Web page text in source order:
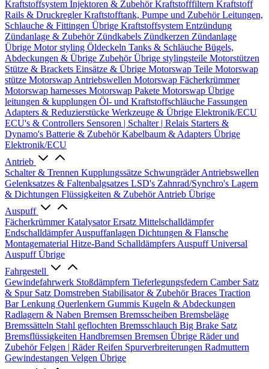
Kraftstoffsystem Injektoren & ZubehörKraftstofffiltern Kraftstoff
Rails & DruckreglerKraftstofftank, Pumpe und ZubehörLeitungen,
Schlauche & Fittingen Übrige Kraftstoffsystem Entzündung
Zündanlage & Zubehör Zündkabels Zündkerzen Zündanlage
Übrige Motor styling Öldeckeln Tanks & Schläuche Bügels,
Abdeckungen & Übrige ZubehörÜbrige stylingsteile Motorstützen
Stütze & Brackets Einsätze & Übrige Motorswap Teile Motorswap
stütze Motorswap Antriebswellen Motorswap Fächerkrümmer
Motorswap harnesses Motorswap Pakete Motorswap Übrige
leitungen & kupplungen Öl- und Kraftstoffschläuche Fassungen
Adapters & Reduzierstücke Werkzeuge & Übrige Elektronik/ECU
ECU's & Controllers Sensoren | Schalter | Relais Starters &
Dynamo's Batterie & ZubehörKabelbaum & Adapters Übrige
Elektronik/ECU
Antrieb
Schalter & Trennen Kupplungssätze SchwungräderAntriebswellen
Gelenksatzes & Faltenbalgsatzes LSD's Zahnrad/Synchro's Lagern
& Dichtungen Flüssigkeiten & ZubehörAntrieb Übrige
Auspuff
FächerkrümmerKatalysator Ersatz Mittelschalldämpfer
EndschalldämpferAuspuffanlagen Dichtungen & Flansche
Montagematerial Hitze-Band Schalldämpfers Auspuff Universal
Auspuff Übrige
Fahrgestell
Gewindefahrwerk Stoßdämpfern Tieferlegungsfedern Camber Satz
& Spur Satz Domstreben Stabilisator & ZubehörBraces Traction
BarLenkung Querlenkern Gummis Kugeln & Abdeckungen
Radlagern & Naben Bremsen Bremsscheiben Bremsbeläge
Bremssätteln Stahl geflochten Bremsschlauch Big Brake Satz
Bremsflüssigkeiten Handbremsen Bremsen Übrige Räder und
ZubehörFelgen | RäderReifen Spurverbreiterungen Radmuttern
Gewindestangen Velgen Übrige